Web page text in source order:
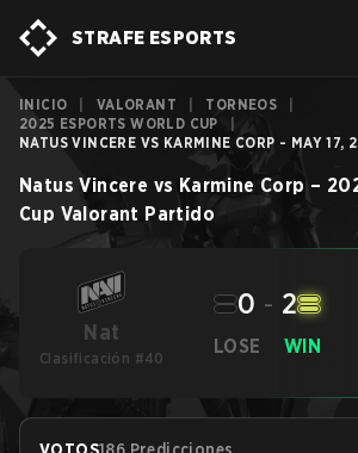
STRAFE ESPORTS
INICIO VALORANT TORNEOS
2025 ESPORTS WORLD CUP
NATUS VINCERE VS KARMINE CORP - MAY 17,
Natus Vincere vs Karmine Corp –
Cup Valorant Partido
Nat
Clasificación #40
LOSE
0 - 2
WIN